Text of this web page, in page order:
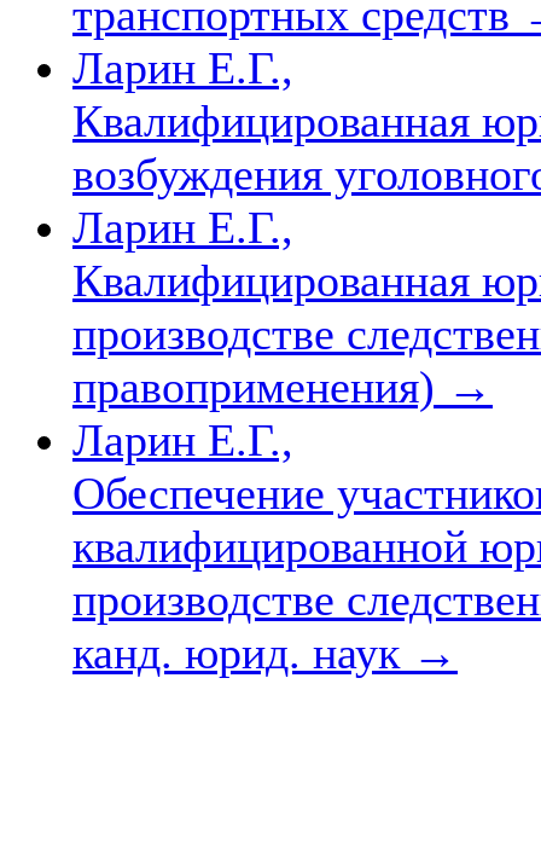
транспортных средств
Ларин Е.Г.,
Квалифицированная
возбуждения
Ларин Е.Г.,
Квалифицированная
производстве
правоприменения) →
Ларин Е.Г.,
Обеспечение
квалифицированной
производстве
канд. юрид. наук →